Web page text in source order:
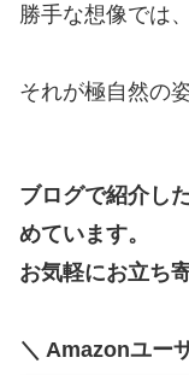
勝手な想像では
それが極自然の
ブログで紹介し
めています。
お気軽にお立ち
＼ Amazonユー